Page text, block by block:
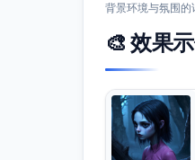
背景环境与氛围
🎨 效果